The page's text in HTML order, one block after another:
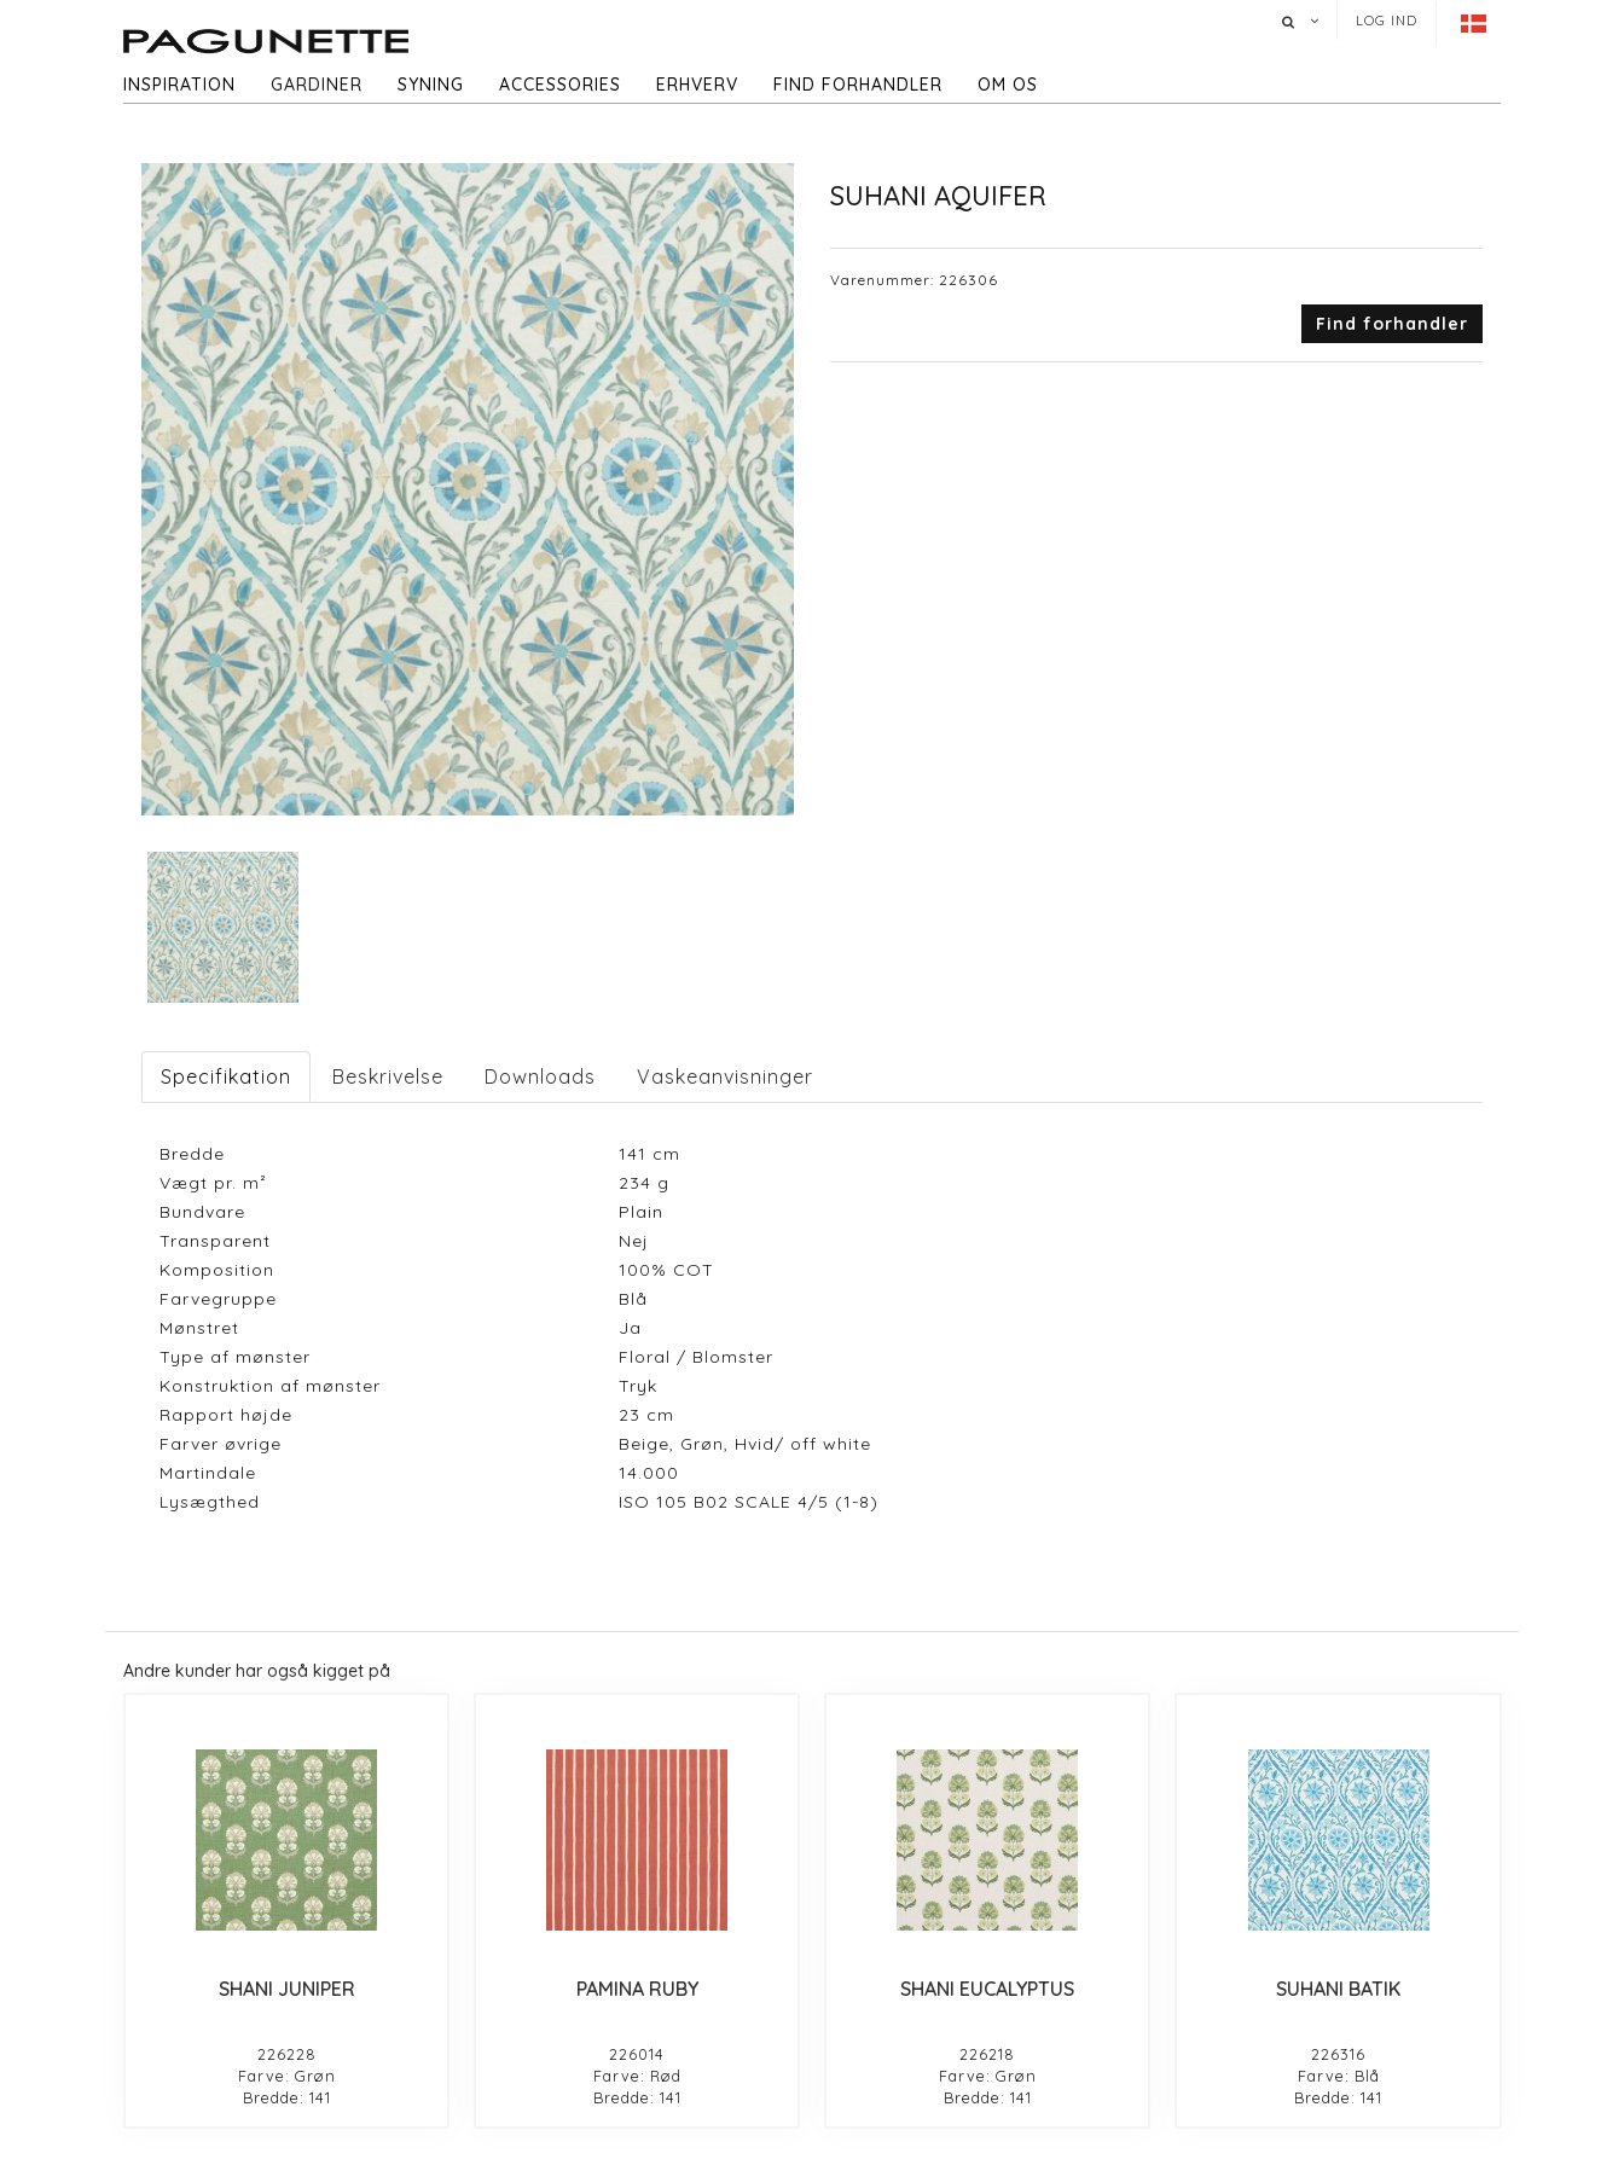
LOG IND
INSPIRATION GARDINER SYNING ACCESSORIES ERHVERV FIND FORHANDLER OM OS
SUHANI AQUIFER
Varenummer: 226306
Find forhandler
Specifikation Beskrivelse Downloads Vaskeanvisninger
Bredde 141 cm
Vægt pr. m²
234 g
Bundvare
Plain
Transparent
Nej
Komposition
100% COT
Farvegruppe
Blå
Mønstret
Ja
Type af mønster
Floral / Blomster
Konstruktion af mønster
Tryk
Rapport højde
23 cm
Farver øvrige
Beige, Grøn, Hvid/ off white
Martindale
14.000
Lysægthed
ISO 105 B02 SCALE 4/5 (1-8)
Andre kunder har også kigget på
SHANI JUNIPER
226228
Farve: Grøn
Bredde: 141
PAMINA RUBY
226014
Farve: Rød
Bredde: 141
SHANI EUCALYPTUS
226218
Farve: Grøn
Bredde: 141
SUHANI BATIK
226316
Farve: Blå
Bredde: 141